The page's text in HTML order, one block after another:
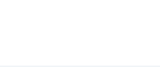
на закрытых подшипниках